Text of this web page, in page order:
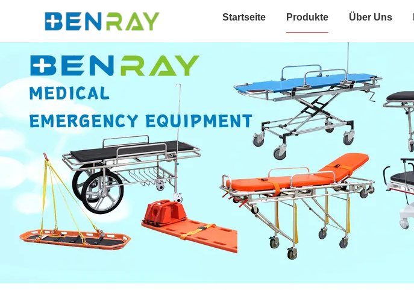
Startseite Produkte Über Uns